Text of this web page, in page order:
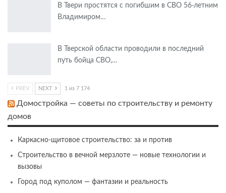
В Твери простятся с погибшим в СВО 56-летним
Владимиром…
В Тверской области проводили в последний
путь бойца СВО,…
PREV NEXT 1 из 7 174
Домостройка — советы по строительству и ремонту
домов
Каркасно-щитовое строительство: за и против
Строительство в вечной мерзлоте — новые технологии и
вызовы
Город под куполом — фантазии и реальность